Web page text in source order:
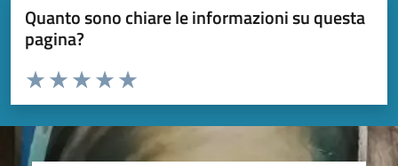
Quanto sono chiare le informazioni su questa
pagina?
Valuta da 1 a 5 stelle la pagina
Valuta 5 stelle su 5
Valuta 4 stelle su 5
Valuta 3 stelle su 5
Valuta 2 stelle su 5
Valuta 1 stelle su 5